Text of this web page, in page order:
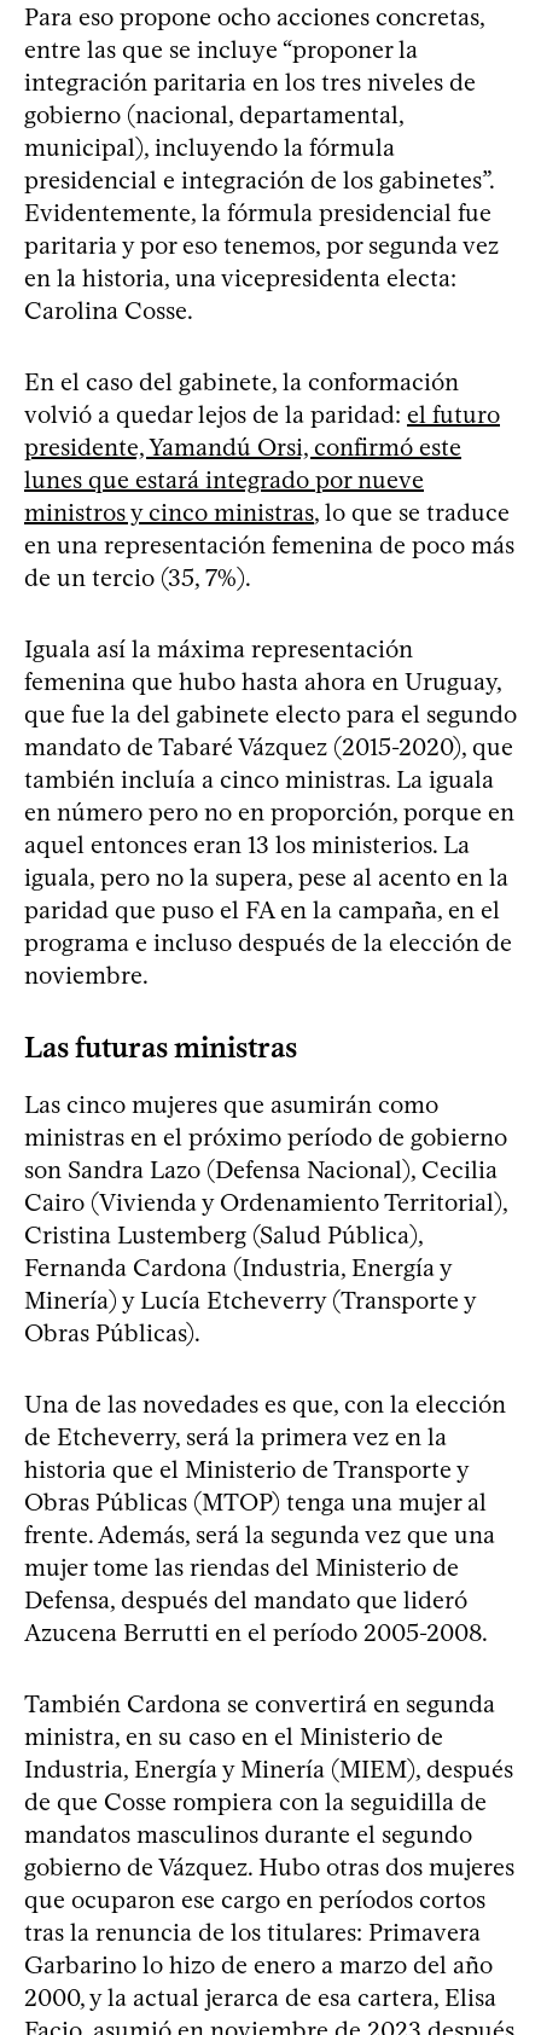
Para eso propone ocho acciones concretas,
entre las que se incluye “proponer la
integración paritaria en los tres niveles de
gobierno (nacional, departamental,
municipal), incluyendo la fórmula
presidencial e integración de los gabinetes”.
Evidentemente, la fórmula presidencial fue
paritaria y por eso tenemos, por segunda vez
en la historia, una vicepresidenta electa:
Carolina Cosse.
En el caso del gabinete, la conformación
volvió a quedar lejos de la paridad: el futuro
presidente, Yamandú Orsi, confirmó este
lunes que estará integrado por nueve
ministros y cinco ministras, lo que se traduce
en una representación femenina de poco más
de un tercio (35, 7%).
Iguala así la máxima representación
femenina que hubo hasta ahora en Uruguay,
que fue la del gabinete electo para el segundo
mandato de Tabaré Vázquez (2015-2020), que
también incluía a cinco ministras. La iguala
en número pero no en proporción, porque en
aquel entonces eran 13 los ministerios. La
iguala, pero no la supera, pese al acento en la
paridad que puso el FA en la campaña, en el
programa e incluso después de la elección de
noviembre.
Las futuras ministras
Las cinco mujeres que asumirán como
ministras en el próximo período de gobierno
son Sandra Lazo (Defensa Nacional), Cecilia
Cairo (Vivienda y Ordenamiento Territorial),
Cristina Lustemberg (Salud Pública),
Fernanda Cardona (Industria, Energía y
Minería) y Lucía Etcheverry (Transporte y
Obras Públicas).
Una de las novedades es que, con la elección
de Etcheverry, será la primera vez en la
historia que el Ministerio de Transporte y
Obras Públicas (MTOP) tenga una mujer al
frente. Además, será la segunda vez que una
mujer tome las riendas del Ministerio de
Defensa, después del mandato que lideró
Azucena Berrutti en el período 2005-2008.
También Cardona se convertirá en segunda
ministra, en su caso en el Ministerio de
Industria, Energía y Minería (MIEM), después
de que Cosse rompiera con la seguidilla de
mandatos masculinos durante el segundo
gobierno de Vázquez. Hubo otras dos mujeres
que ocuparon ese cargo en períodos cortos
tras la renuncia de los titulares: Primavera
Garbarino lo hizo de enero a marzo del año
2000, y la actual jerarca de esa cartera, Elisa